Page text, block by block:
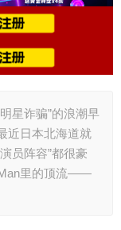
星诈骗”的浪潮早
近日本北海道就
员阵容”都很豪
Man里的顶流——